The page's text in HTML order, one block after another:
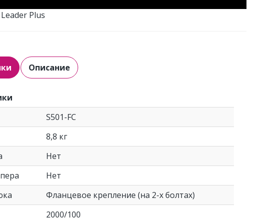
Plus
Описание
S501-FC
8,8 кг
Нет
Нет
Фланцевое крепление (на 2-х болтах)
2000/100